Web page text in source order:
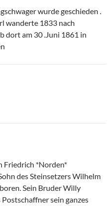
wurde geschieden .
wanderte 1833 nach
dort am 30 .Juni 1861 in
Friedrich *Norden*
des Steinsetzers Wilhelm
Sein Bruder Willy
sein ganzes